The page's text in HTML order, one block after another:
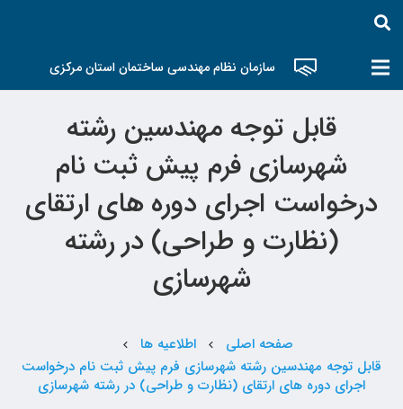
سازمان نظام مهندسی ساختمان استان مرکزی
قابل توجه مهندسین رشته
شهرسازی فرم پیش ثبت نام
درخواست اجرای دوره های ارتقای
(نظارت و طراحی) در رشته
شهرسازی
صفحه اصلی chevron_left اطلاعیه ها chevron_left
قابل توجه مهندسین رشته شهرسازی فرم پیش ثبت نام درخواست
اجرای دوره های ارتقای (نظارت و طراحی) در رشته شهرسازی